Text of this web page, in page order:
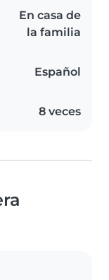
En casa de
la familia
Español
8 veces